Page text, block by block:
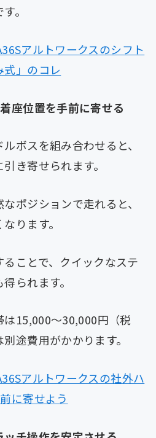
。
アルトワークスのシフト
式」のコレ
座位置を手前に寄せる
ボスを組み合わせると、
き寄せられます。
ポジションで走れると、
ります。
ことで、クイックなステ
られます。
15,000〜30,000円（税
途費用がかかります。
アルトワークスの社外ハ
に寄せよう